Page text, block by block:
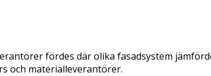
fördes där olika fasadsystem
och materialleverantörer.